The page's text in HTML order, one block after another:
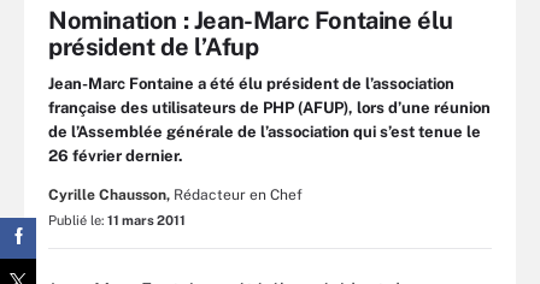
Nomination : Jean-Marc Fontaine élu
président de l’Afup
Jean-Marc Fontaine a été élu président de l’association
française des utilisateurs de PHP (AFUP), lors d’une réunion
de l’Assemblée générale de l’association qui s’est tenue le
26 février dernier.
Cyrille Chausson, Rédacteur en Chef
Publié le: 11 mars 2011